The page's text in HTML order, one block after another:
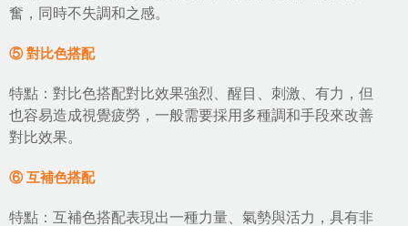
奮，同時不失調和之感。
⑤ 對比色搭配
特點：對比色搭配對比效果強烈、醒目、刺激、有力，但
也容易造成視覺疲勞，一般需要採用多種調和手段來改善
對比效果。
⑥ 互補色搭配
特點：互補色搭配表現出一種力量、氣勢與活力，具有非